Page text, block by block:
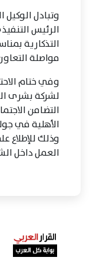
وتبادل الوكيل
الرئيس
التذكارية
مواصلة
وفي ختام
لشركة بشرى
التضامن
الأهلية في
وذلك للإطلاع
العمل داخل